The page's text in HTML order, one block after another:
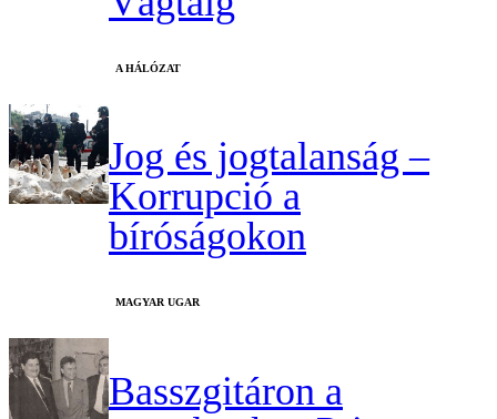
A HÁLÓZAT
Jog és jogtalanság –
Korrupció a
bíróságokon
MAGYAR UGAR
Basszgitáron a